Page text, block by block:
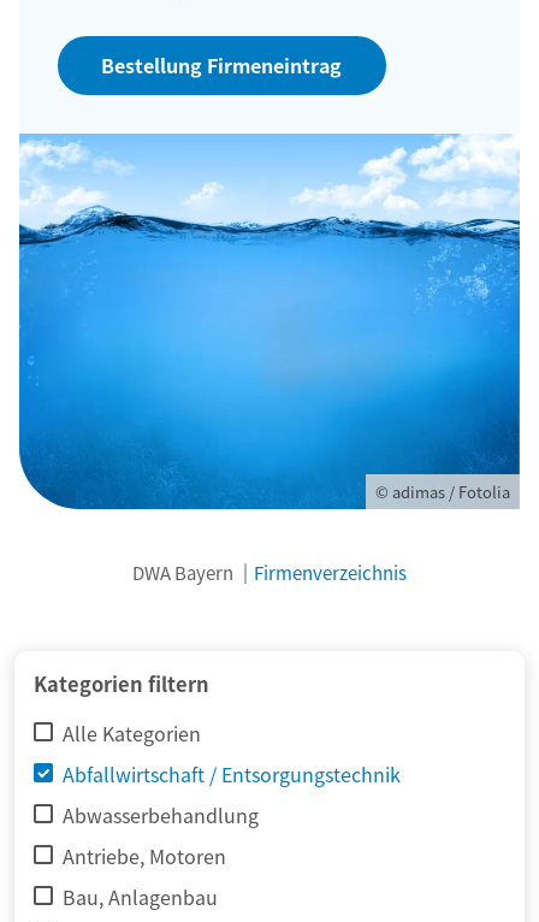
Bestellung Firmeneintrag
© adimas / Fotolia
DWA Bayern Firmenverzeichnis
Kategorien filtern
Alle Kategorien
Abfallwirtschaft / Entsorgungstechnik
Abwasserbehandlung
Antriebe, Motoren
Bau, Anlagenbau